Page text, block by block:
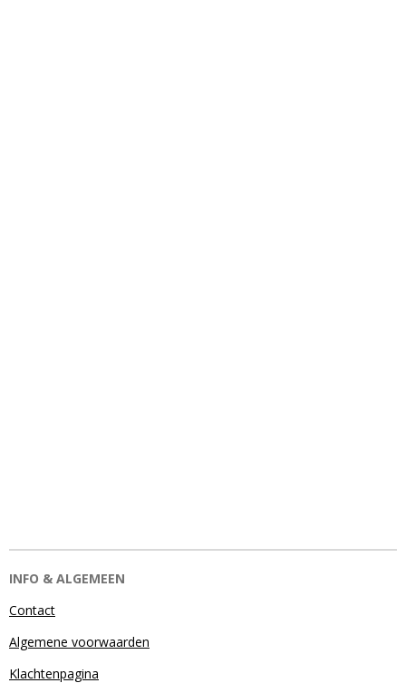
INFO & ALGEMEEN
Contact
Algemene voorwaarden
Klachtenpagina